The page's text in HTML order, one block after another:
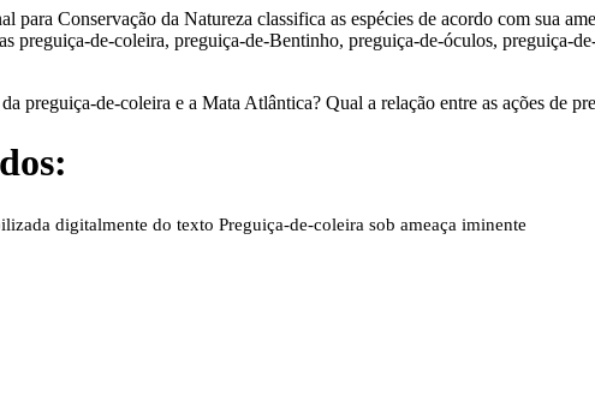
para Conservação da Natureza classifica as espécies de acordo com sua
preguiça‐de‐coleira, preguiça‐de‐Bentinho, preguiça‐de‐óculos,
preguiça‐de‐coleira e a Mata Atlântica? Qual a relação entre as ações
digitalmente do texto Preguiça‐de‐coleira sob ameaça iminente